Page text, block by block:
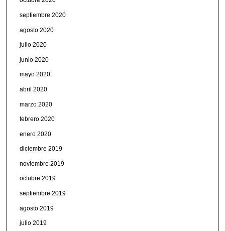
septiembre 2020
agosto 2020
julio 2020
junio 2020
mayo 2020
abril 2020
marzo 2020
febrero 2020
enero 2020
diciembre 2019
noviembre 2019
octubre 2019
septiembre 2019
agosto 2019
julio 2019